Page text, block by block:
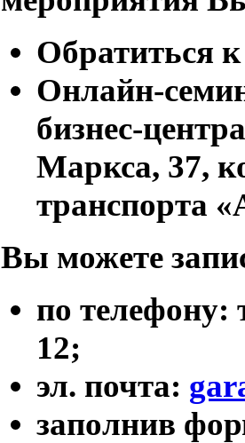
Обратиться
Онлайн-
бизнес-
Маркса, 37,
транспорта
Вы можете
по телефону:
12;
эл. почта:
заполнив